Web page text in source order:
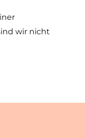
wir nicht